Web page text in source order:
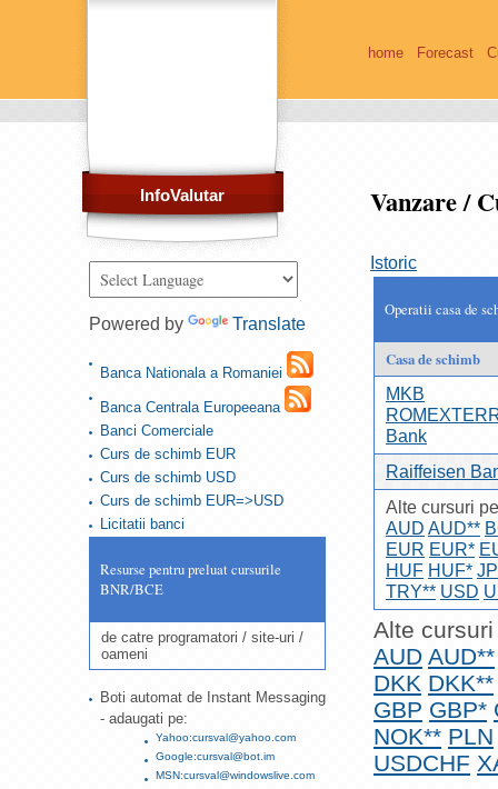
InfoValutar
home Forecast
Vanzare /
Istoric
Operatii casa de
Casa de schimb
MKB
Bank
Raiffeisen
Alte cursuri
AUD AUD**
EUR EUR*
HUF HUF*
TRY** USD
Alte
AUD AUD**
DKK DKK**
GBP GBP*
NOK** PLN
USDCHF
Powered by Translate
Banca Nationala a Romaniei
Banca Centrala Europeeana
Banci Comerciale
Curs de schimb EUR
Curs de schimb USD
Curs de schimb EUR=>USD
Licitatii banci
Resurse pentru preluat cursurile
BNR/BCE
de catre programatori / site-uri /
oameni
Boti automat de Instant Messaging
- adaugati pe:
Yahoo:cursval@yahoo.com
Google:cursval@bot.im
MSN:cursval@windowslive.com